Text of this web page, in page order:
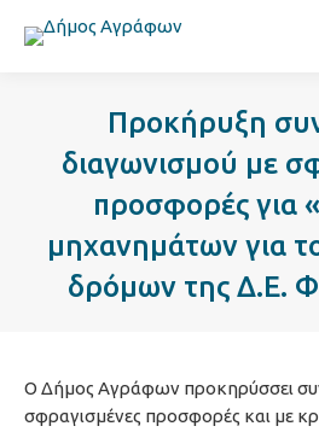
Προκήρυξη
διαγωνισμού με
προσφορές για
μηχανημάτων για
δρόμων της Δ.Ε.
Ο Δήμος Αγράφων προκηρύσσει
σφραγισμένες προσφορές και με